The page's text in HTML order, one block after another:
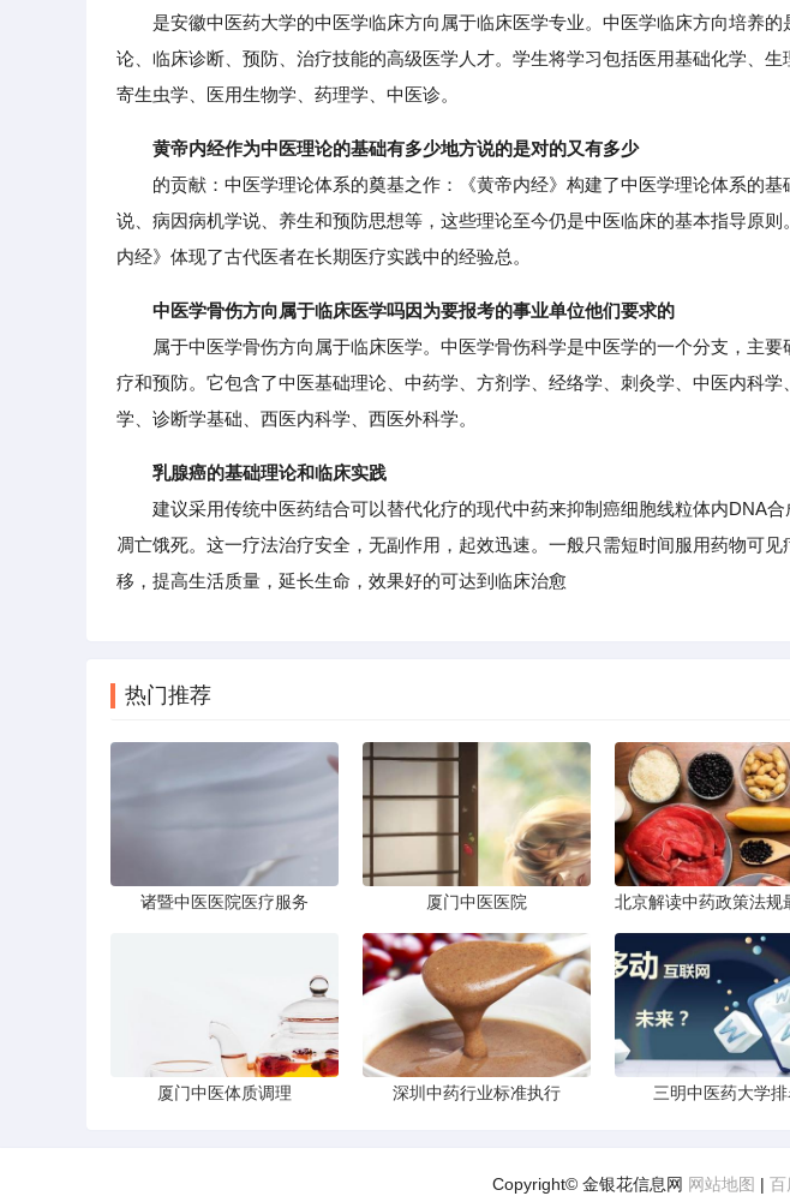
是安徽中医药大学的中医学临床方向属于临床医学专业。中医学临床方向培养的
论、临床诊断、预防、治疗技能的高级医学人才。学生将学习包括医用基础化学、
寄生虫学、医用生物学、药理学、中医诊。
黄帝内经作为中医理论的基础有多少地方说的是对的又有多少
的贡献：中医学理论体系的奠基之作：《黄帝内经》构建了中医学理论体系的基
说、病因病机学说、养生和预防思想等，这些理论至今仍是中医临床的基本指导原
内经》体现了古代医者在长期医疗实践中的经验总。
中医学骨伤方向属于临床医学吗因为要报考的事业单位他们要求的
属于中医学骨伤方向属于临床医学。中医学骨伤科学是中医学的一个分支，主要
疗和预防。它包含了中医基础理论、中药学、方剂学、经络学、刺灸学、中医内科
学、诊断学基础、西医内科学、西医外科学。
乳腺癌的基础理论和临床实践
建议采用传统中医药结合可以替代化疗的现代中药来抑制癌细胞线粒体内DNA合
凋亡饿死。这一疗法治疗安全，无副作用，起效迅速。一般只需短时间服用药物可
移，提高生活质量，延长生命，效果好的可达到临床治愈
热门推荐
诸暨中医医院医疗服务 厦门中医医院
厦门中医体质调理 深圳中药行业标准执行 三明中医药大学排
Copyright© 金银花信息网 网站地图 | 百